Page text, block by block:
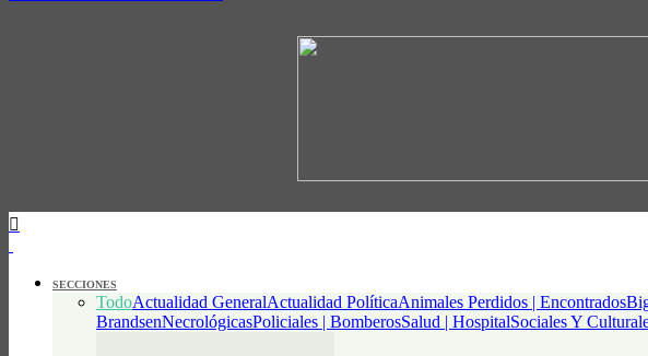
SECCIONES
TodoActualidad GeneralActualidad PolíticaAnimales Perdidos | Encontrados
BrandsenNecrológicasPoliciales | BomberosSalud | HospitalSociales Y